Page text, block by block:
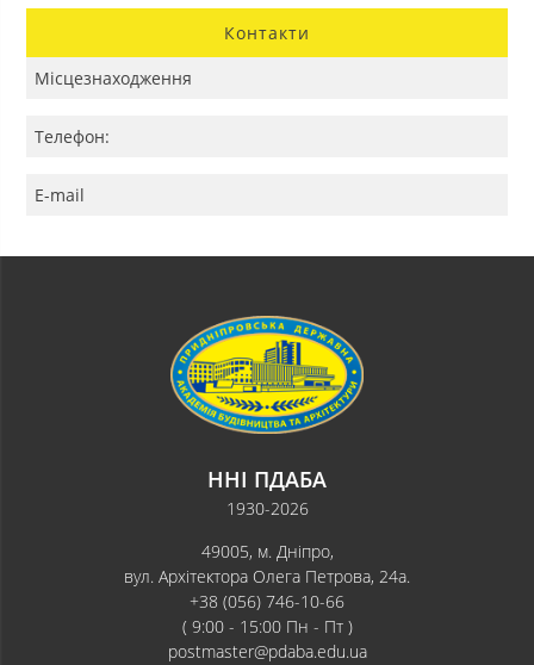
Контакти
Місцезнаходження
Телефон:
E-mail
ННІ ПДАБА
1930-2026
49005, м. Дніпро,
вул. Архітектора Олега Петрова, 24а.
+38 (056) 746-10-66
( 9:00 - 15:00 Пн - Пт )
postmaster@pdaba.edu.ua